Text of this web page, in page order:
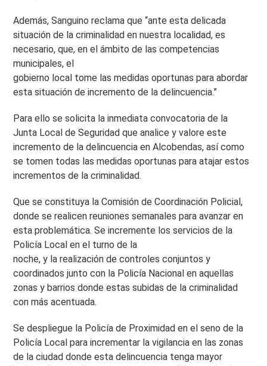
Además, Sanguino reclama que “ante esta delicada
situación de la criminalidad en nuestra localidad, es
necesario, que, en el ámbito de las competencias
municipales, el
gobierno local tome las medidas oportunas para abordar
esta situación de incremento de la delincuencia.”
Para ello se solicita la inmediata convocatoria de la
Junta Local de Seguridad que analice y valore este
incremento de la delincuencia en Alcobendas, así como
se tomen todas las medidas oportunas para atajar estos
incrementos de la criminalidad.
Que se constituya la Comisión de Coordinación Policial,
donde se realicen reuniones semanales para avanzar en
esta problemática. Se incremente los servicios de la
Policía Local en el turno de la
noche, y la realización de controles conjuntos y
coordinados junto con la Policía Nacional en aquellas
zonas y barrios donde estas subidas de la criminalidad
con más acentuada.
Se despliegue la Policía de Proximidad en el seno de la
Policía Local para incrementar la vigilancia en las zonas
de la ciudad donde esta delincuencia tenga mayor